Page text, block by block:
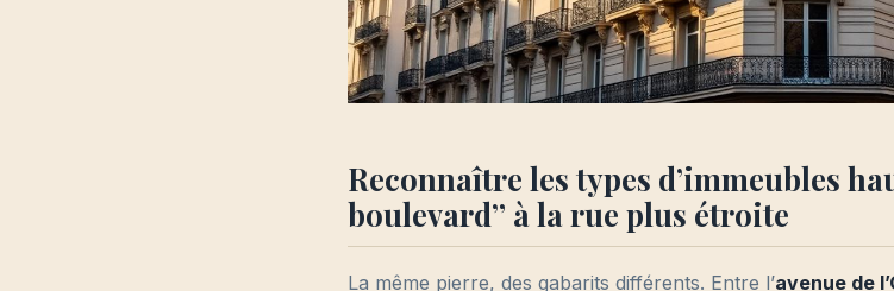
Reconnaître les types d’immeubles
boulevard” à la rue plus étroite
La même pierre, des gabarits différents. Entre l’avenue de